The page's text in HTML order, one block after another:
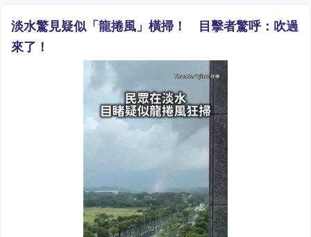
淡水驚見疑似「龍捲風」橫掃！ 目擊者驚呼：吹過
來了！